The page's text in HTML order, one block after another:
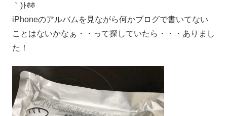
｀)ﾄﾎﾎ
iPhoneのアルバムを見ながら何かブログで書いてない
ことはないかなぁ・・って探していたら・・・ありまし
た！